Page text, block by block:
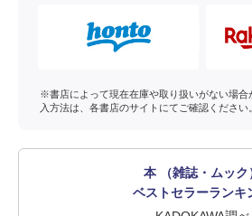
※書店によって現在在庫や取り扱いがない場合
入方法は、各書店のサイトにてご確認ください。
本 （雑誌・ムック
ベストセラーランキ